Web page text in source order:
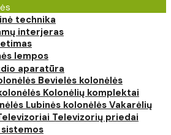
technika
interjeras
lempos
aparatūra
Bevielės kolonėlės
Kolonėlių komplektai
Lubinės kolonėlės Vakarėlių
Televizorių priedai
sistemos